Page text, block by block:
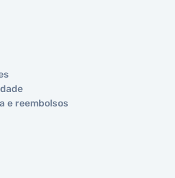
e reembolsos